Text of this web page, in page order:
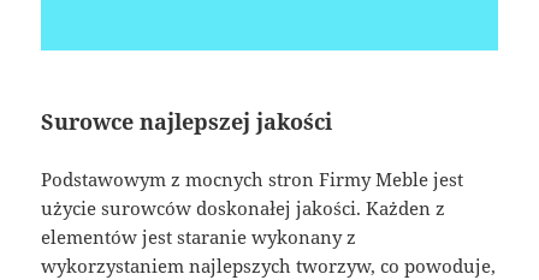
Surowce najlepszej jakości
Podstawowym z mocnych stron Firmy Meble jest
użycie surowców doskonałej jakości. Każden z
elementów jest staranie wykonany z
wykorzystaniem najlepszych tworzyw, co powoduje,